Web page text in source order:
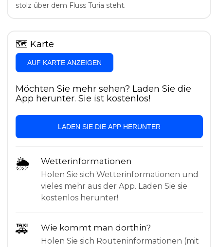
stolz über dem Fluss Turia steht.
🗺 Karte
AUF KARTE ANZEIGEN
Möchten Sie mehr sehen? Laden Sie die
App herunter. Sie ist kostenlos!
LADEN SIE DIE APP HERUNTER
🌦 Wetterinformationen
Holen Sie sich Wetterinformationen und
vieles mehr aus der App. Laden Sie sie
kostenlos herunter!
🚕 Wie kommt man dorthin?
Holen Sie sich Routeninformationen (mit